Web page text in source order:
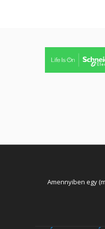
Amennyiben egy